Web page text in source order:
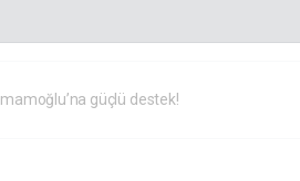
güçlü destek!